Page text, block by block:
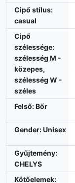
Cipő stílus:
casual
Cipő
szélessége:
szélesség M -
közepes,
szélesség W -
széles
Felső: Bőr
Gender: Unisex
Gyűjtemény:
CHELYS
Kötőelemek: